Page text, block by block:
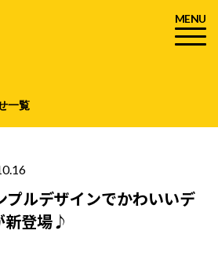
MENU
一覧
プルデザインでかわいいデ
新登場♪